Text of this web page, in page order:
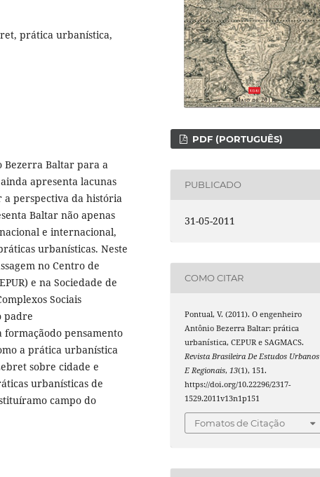
prática urbanística,
Bezerra Baltar para a
apresenta lacunas
perspectiva da história
Baltar não apenas
e internacional,
urbanísticas. Neste
no Centro de
e na Sociedade de
Sociais
padre
formaçãodo pensamento
a prática urbanística
sobre cidade e
urbanísticas de
campo do
PDF (PORTUGUÊS)
PUBLICADO
31-05-2011
COMO CITAR
Pontual, V. (2011). O engenheiro
Antônio Bezerra Baltar: prática
urbanística, CEPUR e SAGMACS.
Revista Brasileira De Estudos Urbanos
E Regionais,13(1), 151.
https://doi.org/10.22296/2317-
1529.2011v13n1p151
Fomatos de Citação